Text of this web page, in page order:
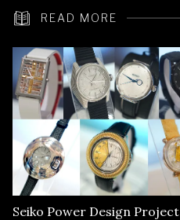
READ MORE
Seiko Power Design Project